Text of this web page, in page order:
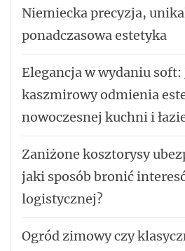
Niemiecka precyzja,
ponadczasowa estetyka
Elegancja w wydaniu soft:
kaszmirowy odmienia
nowoczesnej kuchni i
Zaniżone kosztorysy
jaki sposób bronić
logistycznej?
Ogród zimowy czy